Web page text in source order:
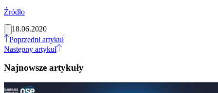
Źródło
18.06.2020
Poprzedni artykuł
Następny artykuł
Najnowsze artykuły